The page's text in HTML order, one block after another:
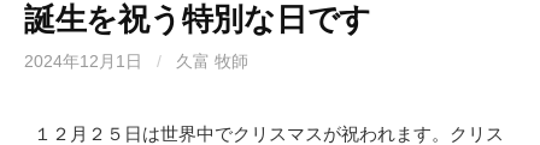
誕生を祝う特別な日です
2024年12月1日 / 久富 牧師
１２月２５日は世界中でクリスマスが祝われます。クリス